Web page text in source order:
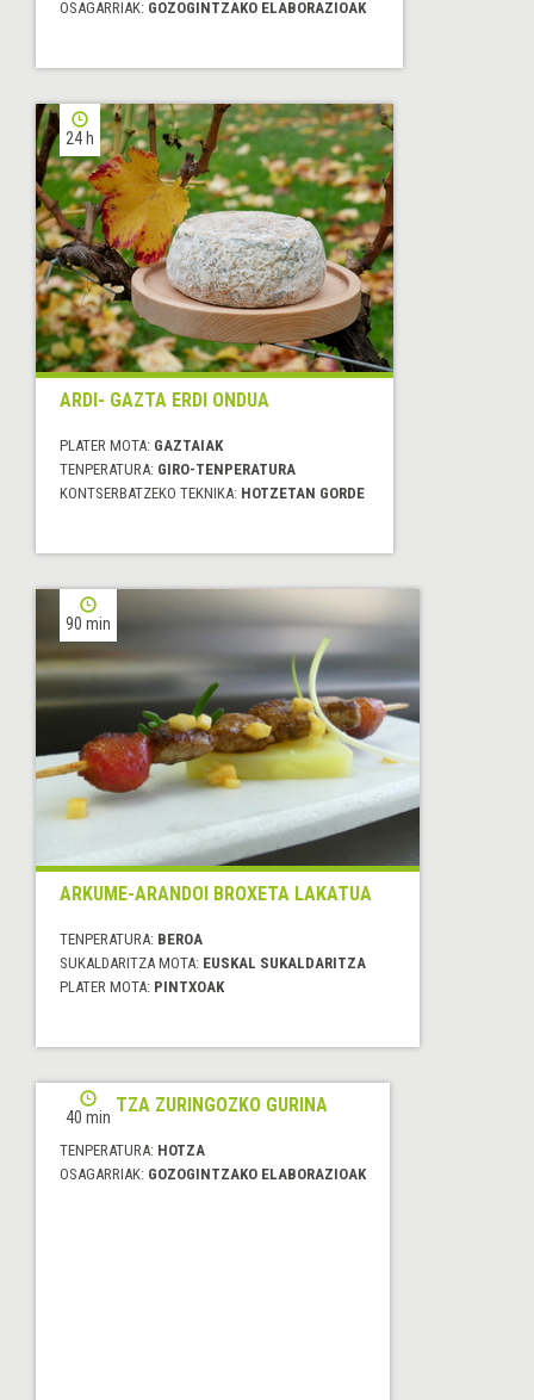
OSAGARRIAK: GOZOGINTZAKO ELABORAZIOAK
24 h
ARDI- GAZTA ERDI ONDUA
PLATER MOTA: GAZTAIAK
TENPERATURA: GIRO-TENPERATURA
KONTSERBATZEKO TEKNIKA: HOTZETAN GORDE
90 min
ARKUME-ARANDOI BROXETA LAKATUA
TENPERATURA: BEROA
SUKALDARITZA MOTA: EUSKAL SUKALDARITZA
PLATER MOTA: PINTXOAK
40 min
ARRAUTZA ZURINGOZKO GURINA
TENPERATURA: HOTZA
OSAGARRIAK: GOZOGINTZAKO ELABORAZIOAK